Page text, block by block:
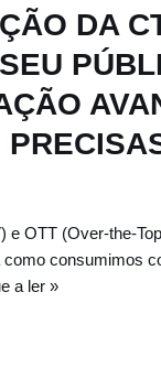
DA
e OTT (Over-the-
consumimos
a ler »